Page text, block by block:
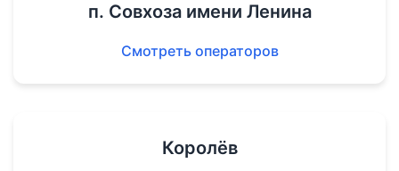
п. Совхоза имени Ленина
Смотреть операторов
Королёв